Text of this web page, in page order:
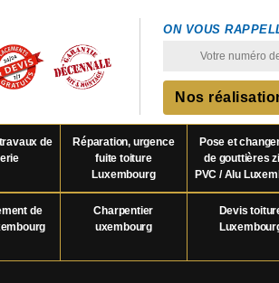
ON VOUS
Nos
de
Réparation, urgence
fuite toiture
Luxembourg
Pose et
de gouttières
PVC / Alu
de
Charpentier
uxembourg
Devis